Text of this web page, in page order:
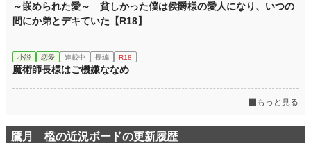
～嵌められた愛～ 貧しかった僕は侯爵様の愛人になり、いつの
間にか弟とデキていた【R18】
小説 恋愛 連載中 長編 R18
魔術師長様はご機嫌ななめ
もっと見る
鷹月 檻の近況ボードの更新履歴